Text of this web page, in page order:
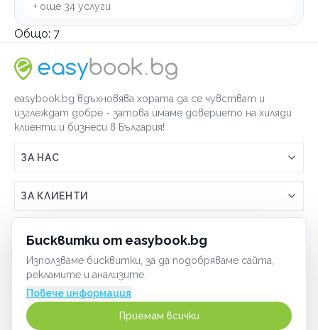
Бисквитки от easybook.bg
Използваме бисквитки, за да подобряваме сайта,
рекламите и анализите.
Повече информация
Приемам всички
+ още 34 услуги
Общо: 7
easybook.bg вдъхновява хората да се чувстват и
изглеждат добре - затова имаме доверието на хиляди
клиенти и бизнеси в България!
ЗА НАС
Връзка с easybook.bg
Как работи easybook
Често задавани въпроси
ЗА КЛИЕНТИ
Условия за ползване
GDPR политика
Сигурност
ЗА ТЪРГОВЦИ
Включи бизнеса си
Управлявай ефективно с easybook
ОБЩИ
Бисквитки